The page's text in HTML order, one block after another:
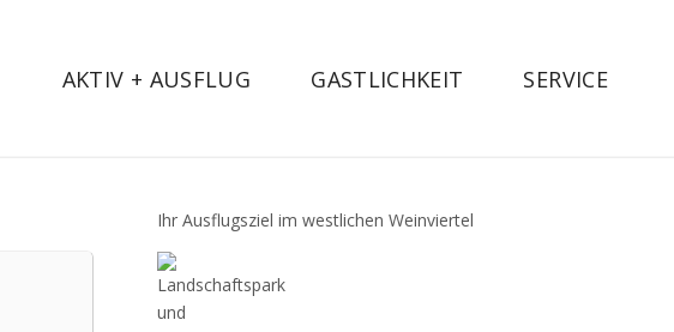
AKTIV + AUSFLUG GASTLICHKEIT SERVICE
Ihr Ausflugsziel im westlichen Weinviertel